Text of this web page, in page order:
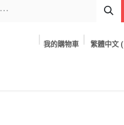
我的購物車 繁體中文